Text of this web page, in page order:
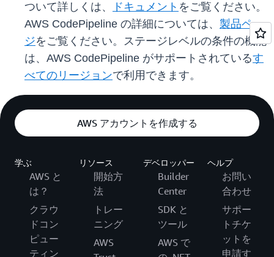
ついて詳しくは、
ドキュメント をご覧ください。
AWS CodePipeline の詳細については、 製品ペー
ジをご覧ください。ステージレベルの条件の機能
は、AWS CodePipeline がサポートされているす
べてのリージョンで利用できます。
AWS アカウントを作成する
学ぶ
AWS と
は？
クラウ
ドコン
ピュー
ティン
リソース
開始方
法
トレー
ニング
AWS
デベロッパー
Builder
Center
SDK と
ツール
AWS で
ヘルプ
お問い
合わせ
サポー
トチケ
ットを
申請す